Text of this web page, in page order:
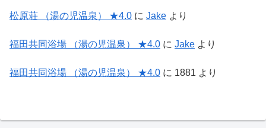
松原荘 （湯の児温泉） ★4.0 に Jake より
福田共同浴場 （湯の児温泉） ★4.0 に Jake より
福田共同浴場 （湯の児温泉） ★4.0 に 1881 より